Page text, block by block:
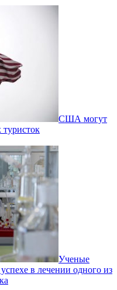
США могут
туристок
Ученые
в лечении одного из